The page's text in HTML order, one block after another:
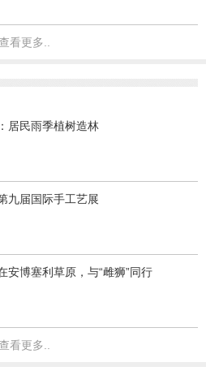
看更多..
居民雨季植树造林
九届国际手工艺展
安博塞利草原，与“雌狮”同行
看更多..